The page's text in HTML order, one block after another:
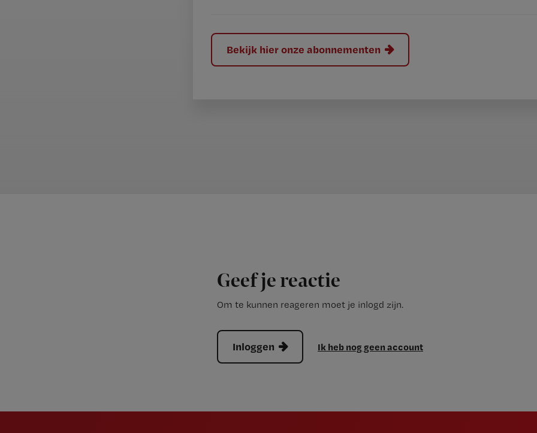
?
Bekijk hier onze abonnementen
Geef je reactie
Om te kunnen reageren moet je inlogd zijn.
Inloggen Ik heb nog geen account